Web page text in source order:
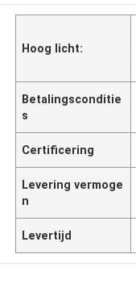
Hoog licht:
Betalingsconditie
s
Certificering
Levering vermoge
n
Levertijd